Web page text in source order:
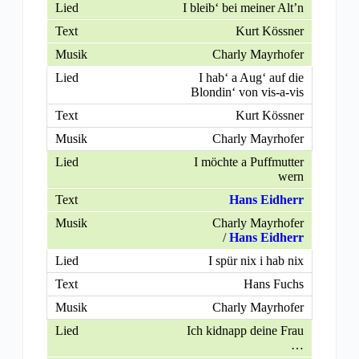
I bleib‘ bei meiner Alt’n
Kurt Kössner
Charly Mayrhofer
I hab‘ a Aug‘ auf die
Blondin‘ von vis-a-vis
Kurt Kössner
Charly Mayrhofer
I möchte a Puffmutter
wern
Hans Eidherr
Charly Mayrhofer
/Hans Eidherr
I spür nix i hab nix
Hans Fuchs
Charly Mayrhofer
Ich kidnapp deine Frau
…